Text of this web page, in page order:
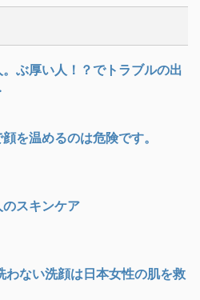
ぶ厚い人！？でトラブルの出
を温めるのは危険です。
スキンケア
わない洗顔は日本女性の肌を救